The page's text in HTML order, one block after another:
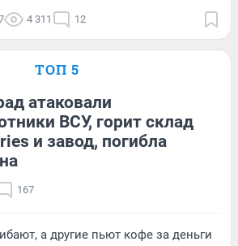
4 311 12
ТОП 5
атаковали
ВСУ, горит склад
и завод, погибла
167
а другие пьют кофе за деньги